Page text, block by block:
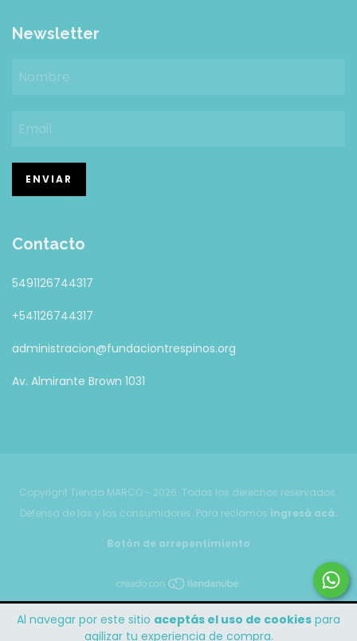
Al navegar por este sitio aceptás el uso de cookies para
agilizar tu experiencia de compra.
Newsletter
Contacto
5491126744317
+541126744317
administracion@fundaciontrespinos.org
Av. Almirante Brown 1031
Copyright Tienda MARCO - 2026. Todos los derechos reservados.
Defensa de las y los consumidores. Para reclamos ingresá acá.
Botón de arrepentimiento